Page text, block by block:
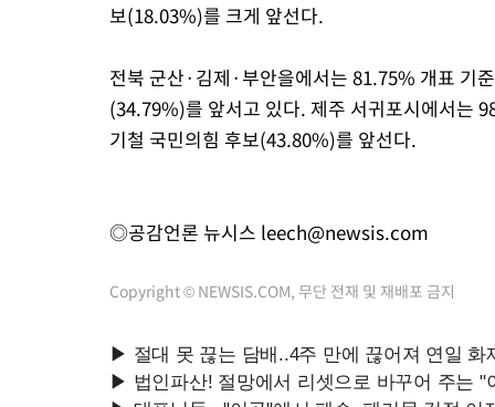
보(18.03%)를 크게 앞선다.
전북 군산·김제·부안을에서는 81.75% 개표 기
(34.79%)를 앞서고 있다. 제주 서귀포시에서는
기철 국민의힘 후보(43.80%)를 앞선다.
◎공감언론 뉴시스 leech@newsis.com
Copyright © NEWSIS.COM, 무단 전재 및 재배포 금지